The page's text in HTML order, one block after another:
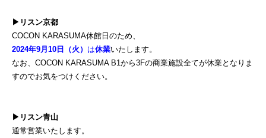
▶︎リスン京都
COCON KARASUMA休館日のため、
2024年9月10日（火） は休業いたします。
なお、COCON KARASUMA B1から3Fの商業施設全てが休業となりま
すのでお気をつけください。
▶︎リスン青山
通常営業いたします。